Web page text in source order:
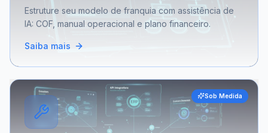
Estruture seu modelo de franquia com assistência de
IA: COF, manual operacional e plano financeiro.
Saiba mais
Sob Medida